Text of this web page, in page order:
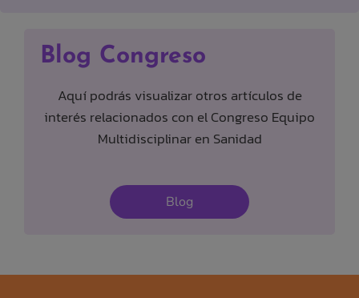
Blog Congreso
Aquí podrás visualizar otros artículos de
interés relacionados con el Congreso Equipo
Multidisciplinar en Sanidad
Blog